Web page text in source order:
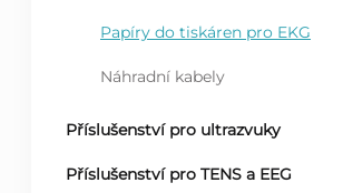
Papíry do tiskáren pro EKG
Náhradní kabely
Příslušenství pro ultrazvuky
Příslušenství pro TENS a EEG